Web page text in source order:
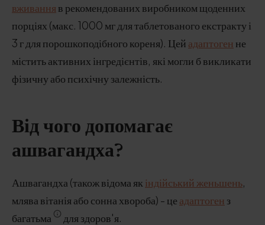
вживання в рекомендованих виробником щоденних
порціях (макс. 1000 мг для таблетованого екстракту і
3 г для порошкоподібного кореня). Цей адаптоген не
містить активних інгредієнтів, які могли б викликати
фізичну або психічну залежність.
Від чого допомагає
ашвагандха?
Ашвагандха (також відома як індійський женьшень,
млява вітанія або сонна хвороба) - це адаптоген з
багатьма
для здоров'я.